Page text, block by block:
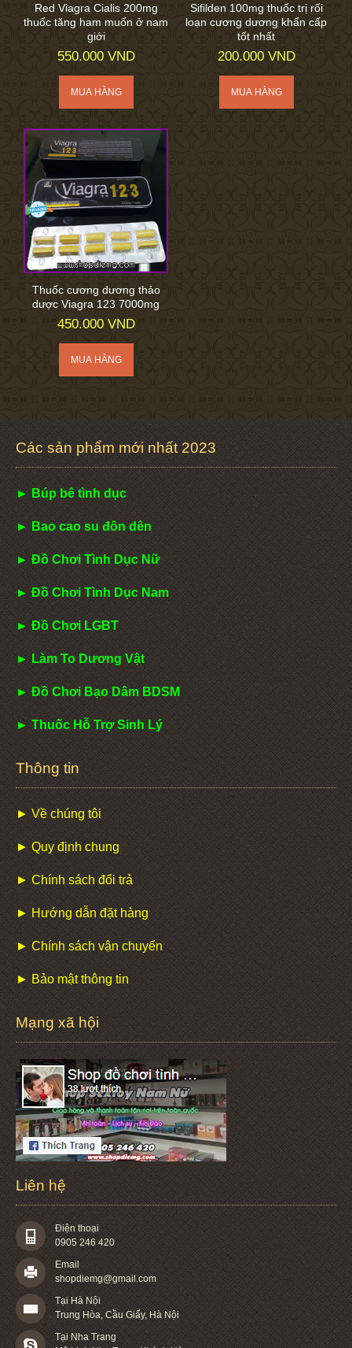
Red Viagra Cialis 200mg
thuốc tăng ham muốn ở nam
giới
550.000 VND
Sifilden 100mg thuốc trị rối
loạn cương dương khẩn cấp
tốt nhất
200.000 VND
Thuốc cương dương thảo
dược Viagra 123 7000mg
450.000 VND
Các sản phẩm mới nhất 2023
► Búp bê tình dục
► Bao cao su đôn dên
► Đồ Chơi Tình Dục Nữ
► Đồ Chơi Tình Dục Nam
► Đồ Chơi LGBT
► Làm To Dương Vật
► Đồ Chơi Bạo Dâm BDSM
► Thuốc Hỗ Trợ Sinh Lý
Thông tin
► Về chúng tôi
► Quy định chung
► Chính sách đổi trả
► Hướng dẫn đặt hàng
► Chính sách vận chuyển
► Bảo mật thông tin
Mạng xã hội
Liên hệ
Điện thoại
0905 246 420
Email
shopdiemg@gmail.com
Tại Hà Nội
Trung Hòa, Cầu Giấy, Hà Nội
Tại Nha Trang